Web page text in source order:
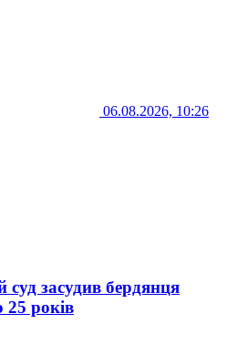
06.08.2026, 10:26
суд засудив бердянця
25 років